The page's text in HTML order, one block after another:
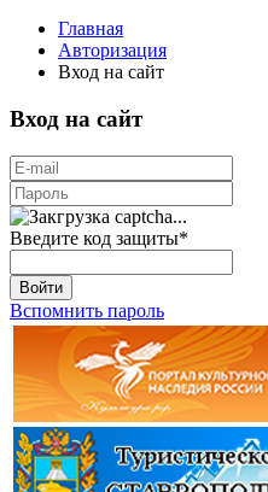
Главная
Авторизация
Вход на сайт
Вход на сайт
Введите код защиты*
Войти
Вспомнить пароль